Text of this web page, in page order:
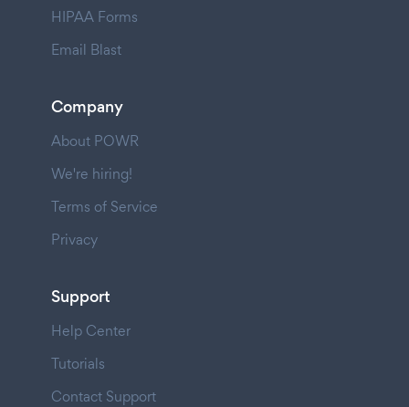
HIPAA Forms
Email Blast
Company
About POWR
We're hiring!
Terms of Service
Privacy
Support
Help Center
Tutorials
Contact Support